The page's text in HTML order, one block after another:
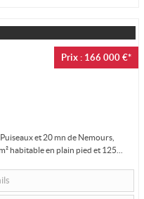
Prix : 166 000 €*
et 20 mn de Nemours,
habitable en plain pied et 125...